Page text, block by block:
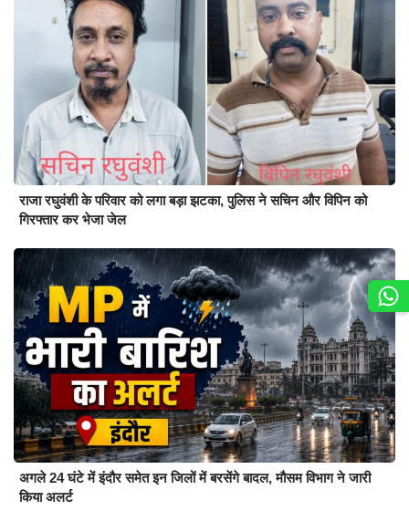
राजा रघुवंशी के परिवार को लगा बड़ा झटका, पुलिस ने सचिन और विपिन को
गिरफ्तार कर भेजा जेल
अगले 24 घंटे में इंदौर समेत इन जिलों में बरसेंगे बादल, मौसम विभाग ने जारी
किया अलर्ट